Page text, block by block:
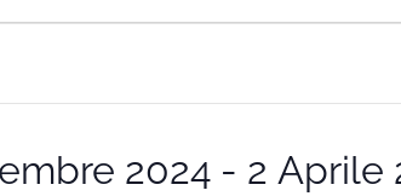
2024 - 2 Aprile